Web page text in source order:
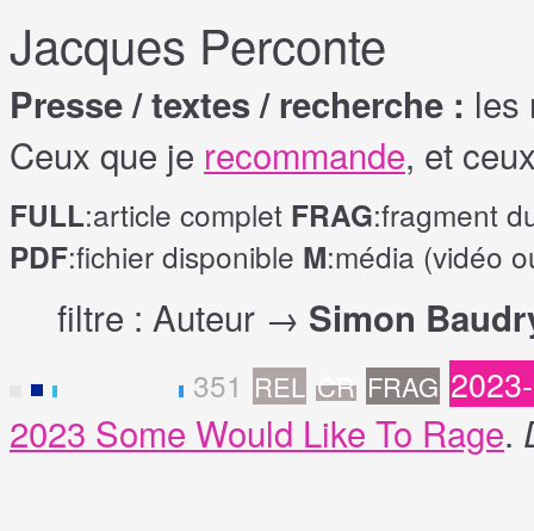
Jacques Perconte
Presse / textes / recherche : les
Ceux que je recommande, et
FULL:article complet FRAG:fragment
PDF:fichier disponible M:média (vidéo
filtre : Auteur → Simon
F 351 REL CR FRAG
2023 Some Would Like To Rage.